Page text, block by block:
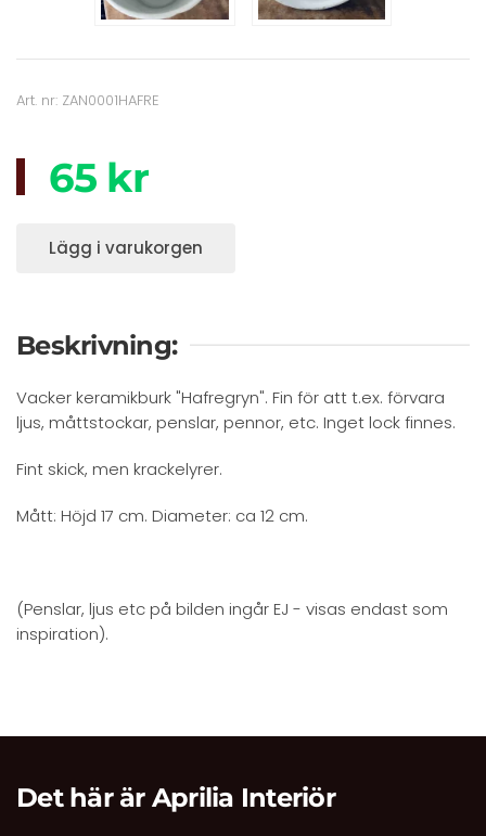
Art. nr: ZAN0001HAFRE
65 kr
Lägg i varukorgen
Beskrivning:
Vacker keramikburk "Hafregryn". Fin för att t.ex. förvara
ljus, måttstockar, penslar, pennor, etc. Inget lock finnes.
Fint skick, men krackelyrer.
Mått: Höjd 17 cm. Diameter: ca 12 cm.
(Penslar, ljus etc på bilden ingår EJ - visas endast som
inspiration).
Det här är Aprilia Interiör